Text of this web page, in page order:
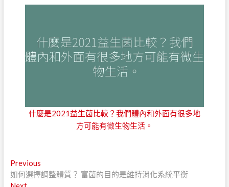
什麼是2021益生菌比較？我們體內和外面有很多地
方可能有微生物生活。
文
章
PreviousPrevious
post:
如何選擇調整體質？ 富菌的目的是維持消化系統平衡
Next